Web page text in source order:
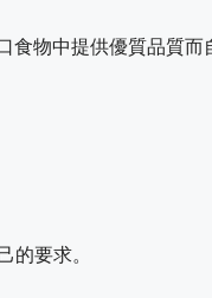
食物中提供優質品質而
要求。